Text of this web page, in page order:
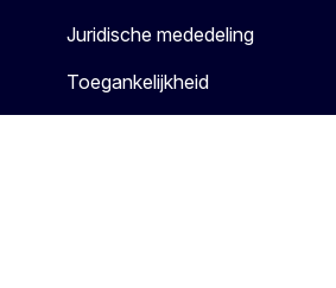
Juridische mededeling
Toegankelijkheid